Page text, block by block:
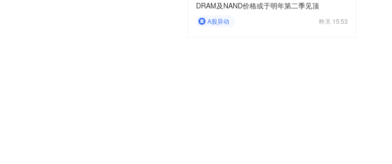
DRAM及NAND价格或于明年第二季见顶
A股异动 昨天 15:53